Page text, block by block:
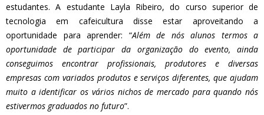
estudantes. A estudante Layla Ribeiro, do curso superior de
tecnologia em cafeicultura disse estar aproveitando a
oportunidade para aprender: “Além de nós alunos termos a
oportunidade de participar da organização do evento, ainda
conseguimos encontrar profissionais, produtores e diversas
empresas com variados produtos e serviços diferentes, que ajudam
muito a identificar os vários nichos de mercado para quando nós
estivermos graduados no futuro”.